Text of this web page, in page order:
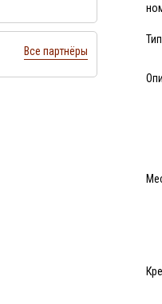
Все партнёры